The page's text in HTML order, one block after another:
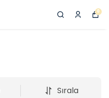
0
Sırala